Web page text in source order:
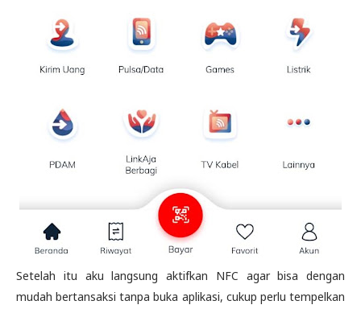
Setelah itu aku langsung aktifkan NFC agar bisa dengan
mudah bertansaksi tanpa buka aplikasi, cukup perlu tempelkan